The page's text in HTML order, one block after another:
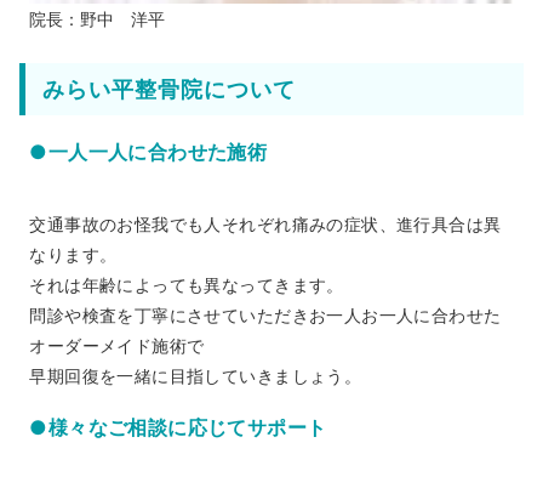
院長：野中 洋平
みらい平整骨院について
●一人一人に合わせた施術
交通事故のお怪我でも人それぞれ痛みの症状、進行具合は異
なります。
それは年齢によっても異なってきます。
問診や検査を丁寧にさせていただきお一人お一人に合わせた
オーダーメイド施術で
早期回復を一緒に目指していきましょう。
●様々なご相談に応じてサポート